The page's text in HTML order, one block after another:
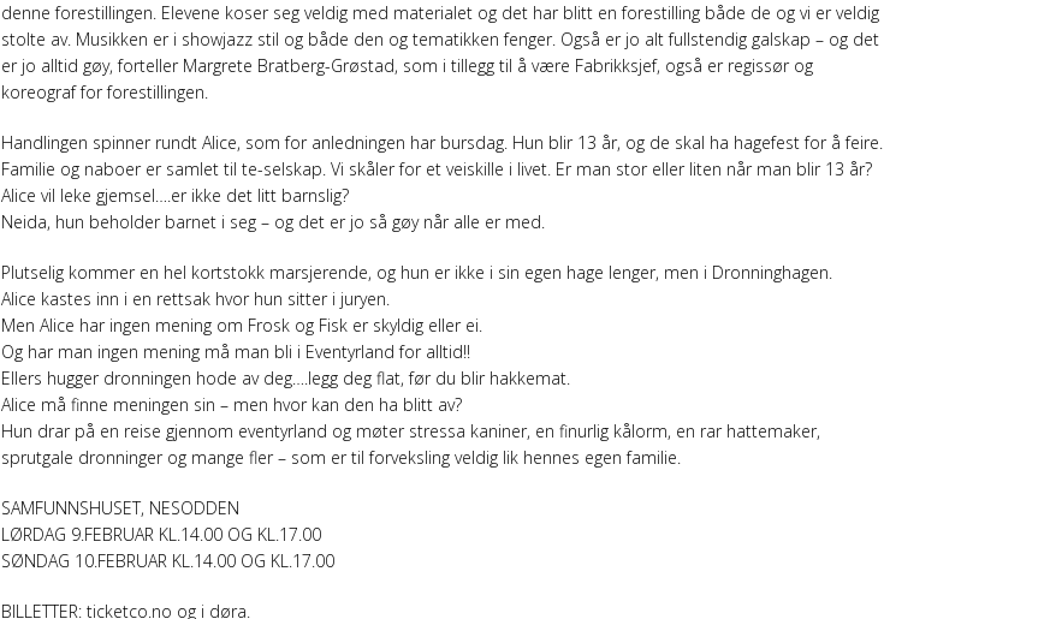
denne forestillingen. Elevene koser seg veldig med materialet og det har blitt en forestilling både de og vi er veldig
stolte av. Musikken er i showjazz stil og både den og tematikken fenger. Også er jo alt fullstendig galskap – og det
er jo alltid gøy, forteller Margrete Bratberg-Grøstad, som i tillegg til å være Fabrikksjef, også er regissør og
koreograf for forestillingen.
Handlingen spinner rundt Alice, som for anledningen har bursdag. Hun blir 13 år, og de skal ha hagefest for å feire.
Familie og naboer er samlet til te-selskap. Vi skåler for et veiskille i livet. Er man stor eller liten når man blir 13 år?
Alice vil leke gjemsel….er ikke det litt barnslig?
Neida, hun beholder barnet i seg – og det er jo så gøy når alle er med.
Plutselig kommer en hel kortstokk marsjerende, og hun er ikke i sin egen hage lenger, men i Dronninghagen.
Alice kastes inn i en rettsak hvor hun sitter i juryen.
Men Alice har ingen mening om Frosk og Fisk er skyldig eller ei.
Og har man ingen mening må man bli i Eventyrland for alltid!!
Ellers hugger dronningen hode av deg….legg deg flat, før du blir hakkemat.
Alice må finne meningen sin – men hvor kan den ha blitt av?
Hun drar på en reise gjennom eventyrland og møter stressa kaniner, en finurlig kålorm, en rar hattemaker,
sprutgale dronninger og mange fler – som er til forveksling veldig lik hennes egen familie.
SAMFUNNSHUSET, NESODDEN
LØRDAG 9.FEBRUAR KL.14.00 OG KL.17.00
SØNDAG 10.FEBRUAR KL.14.00 OG KL.17.00
BILLETTER: ticketco.no og i døra.